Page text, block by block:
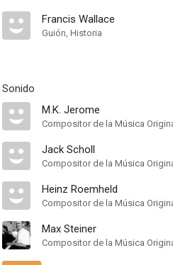
Francis Wallace
Guión, Historia
Sonido
M.K. Jerome
Compositor de la Música
Jack Scholl
Compositor de la Música
Heinz Roemheld
Compositor de la Música
Max Steiner
Compositor de la Música